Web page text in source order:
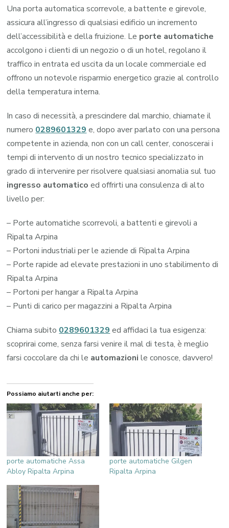
Una porta automatica scorrevole, a battente e girevole,
assicura all’ingresso di qualsiasi edificio un incremento
dell’accessibilità e della fruizione. Le porte automatiche
accolgono i clienti di un negozio o di un hotel, regolano il
traffico in entrata ed uscita da un locale commerciale ed
offrono un notevole risparmio energetico grazie al controllo
della temperatura interna.
In caso di necessità, a prescindere dal marchio, chiamate il
numero 0289601329 e, dopo aver parlato con una persona
competente in azienda, non con un call center, conoscerai i
tempi di intervento di un nostro tecnico specializzato in
grado di intervenire per risolvere qualsiasi anomalia sul tuo
ingresso automatico ed offrirti una consulenza di alto
livello per:
– Porte automatiche scorrevoli, a battenti e girevoli a
Ripalta Arpina
– Portoni industriali per le aziende di Ripalta Arpina
– Porte rapide ad elevate prestazioni in uno stabilimento di
Ripalta Arpina
– Portoni per hangar a Ripalta Arpina
– Punti di carico per magazzini a Ripalta Arpina
Chiama subito 0289601329 ed affidaci la tua esigenza:
scoprirai come, senza farsi venire il mal di testa, è meglio
farsi coccolare da chi le automazioni le conosce, davvero!
Possiamo aiutarti anche per:
porte automatiche Assa
Abloy Ripalta Arpina
porte automatiche Gilgen
Ripalta Arpina